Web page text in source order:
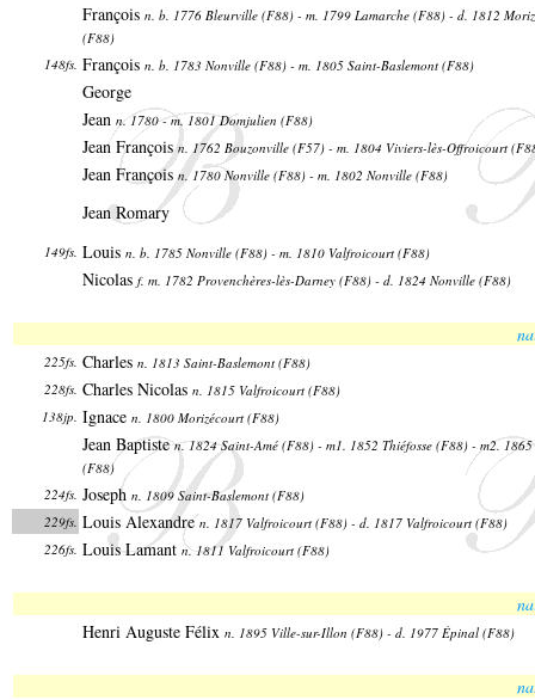
François n. b. 1776 Bleurville (F88) - m. 1799 Lamarche (F88) - d. 1812
(F88)
148fs. François n. b. 1783 Nonville (F88) - m. 1805 Saint-Baslemont (F88)
George
Jean n. 1780 - m. 1801 Domjulien (F88)
Jean François n. 1762 Bouzonville (F57) - m. 1804 Viviers-lès-Offroicourt
Jean François n. 1780 Nonville (F88) - m. 1802 Nonville (F88)
Jean Romary
149fs. Louis n. b. 1785 Nonville (F88) - m. 1810 Valfroicourt (F88)
Nicolas f. m. 1782 Provenchères-lès-Darney (F88) - d. 1824 Nonville (F88)
225fs. Charles n. 1813 Saint-Baslemont (F88)
228fs. Charles Nicolas n. 1815 Valfroicourt (F88)
138jp. Ignace n. 1800 Morizécourt (F88)
Jean Baptiste n. 1824 Saint-Amé (F88) - m1. 1852 Thiéfosse (F88) - m2. 1865
(F88)
224fs. Joseph n. 1809 Saint-Baslemont (F88)
229fs. Louis Alexandre n. 1817 Valfroicourt (F88) - d. 1817 Valfroicourt (F88)
226fs. Louis Lamant n. 1811 Valfroicourt (F88)
Henri Auguste Félix n. 1895 Ville-sur-Illon (F88) - d. 1977 Épinal (F88)